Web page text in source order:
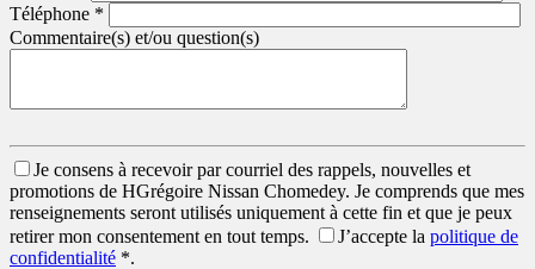
Téléphone *
Commentaire(s) et/ou question(s)
Je consens à recevoir par courriel des rappels, nouvelles et
promotions de HGrégoire Nissan Chomedey. Je comprends que mes
renseignements seront utilisés uniquement à cette fin et que je peux
retirer mon consentement en tout temps.
J’accepte la politique de
confidentialité *.